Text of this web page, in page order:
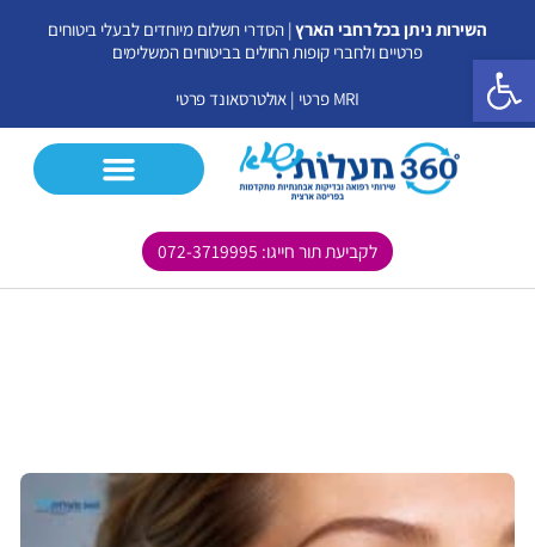
השירות ניתן בכל רחבי הארץ| הסדרי תשלום מיוחדים לבעלי ביטוחים
פרטיים ולחברי קופות החולים בביטוחים המשלימים
MRI פרטי | אולטרסאונד פרטי
לקביעת תור חייגו: 072-3719995
פתח סרגל נגישות